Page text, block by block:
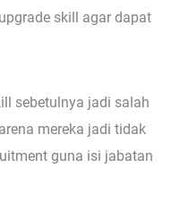
skill agar dapat
sebetulnya jadi salah
mereka jadi tidak
guna isi jabatan